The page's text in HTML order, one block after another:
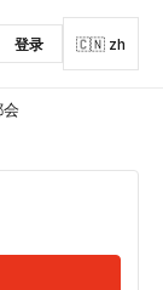
登录 🇨🇳 zh